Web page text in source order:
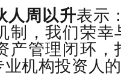
人周以升表示
制，我们荣
产管理闭环
机构投资人